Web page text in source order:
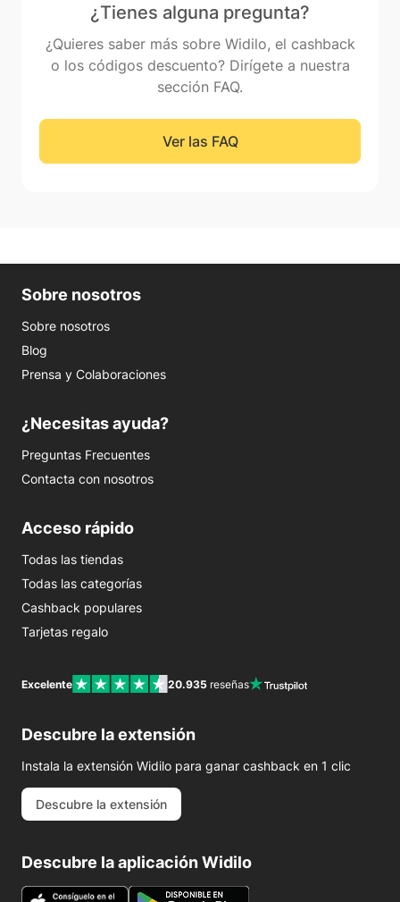
¿Tienes alguna pregunta?
¿Quieres saber más sobre Widilo, el cashback
o los códigos descuento? Dirígete a nuestra
sección FAQ.
Ver las FAQ
Sobre nosotros
Sobre nosotros
Blog
Prensa y Colaboraciones
¿Necesitas ayuda?
Preguntas Frecuentes
Contacta con nosotros
Acceso rápido
Todas las tiendas
Todas las categorías
Cashback populares
Tarjetas regalo
Excelente 20.935 reseñas
Descubre la extensión
Instala la extensión Widilo para ganar cashback en 1 clic
Descubre la extensión
Descubre la aplicación Widilo